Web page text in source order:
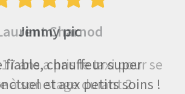
Charnod
ans a pris le taxi pour se
à son stage durant 2
Jimmy pic
fiable, chauffeur super
et aux petits soins !